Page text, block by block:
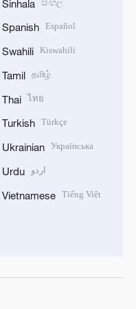
Sinhala
Spanish Español
Swahili Kiswahili
Tamil தமிழ்
Thai ไทย
Turkish Türkçe
Ukrainian Українська
Urdu اردو
Vietnamese Tiếng Việt